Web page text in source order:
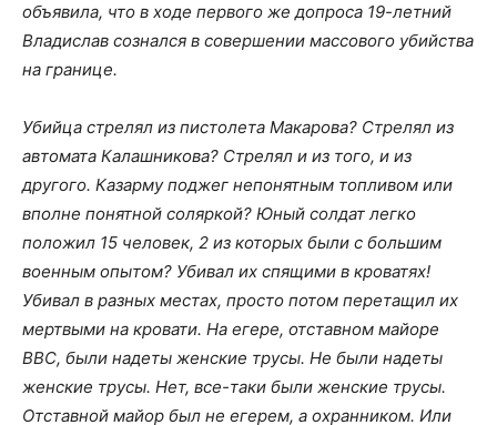
объявила, что в ходе первого же допроса 19-летний
Владислав сознался в совершении массового убийства
на границе.
Убийца стрелял из пистолета Макарова? Стрелял из
автомата Калашникова? Стрелял и из того, и из
другого. Казарму поджег непонятным топливом или
вполне понятной соляркой? Юный солдат легко
положил 15 человек, 2 из которых были с большим
военным опытом? Убивал их спящими в кроватях!
Убивал в разных местах, просто потом перетащил их
мертвыми на кровати. На егере, отставном майоре
ВВС, были надеты женские трусы. Не были надеты
женские трусы. Нет, все-таки были женские трусы.
Отставной майор был не егерем, а охранником. Или